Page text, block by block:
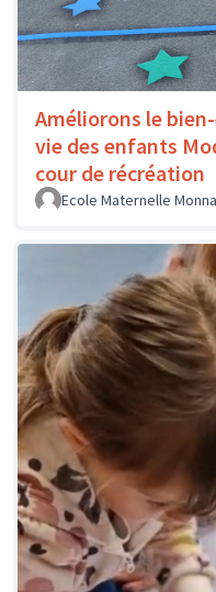
Améliorons le
vie des enfants
cour de récréation
Ecole Maternelle